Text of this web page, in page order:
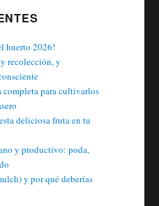
huerto 2026!
recolección, y
para cultivarlos
deliciosa fruta en tu
y productivo: poda,
y por qué deberías